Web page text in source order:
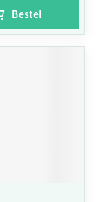
Bestel